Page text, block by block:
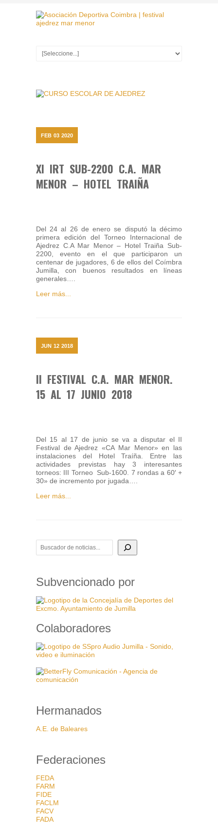
FEB 03 2020
XI IRT SUB-2200 C.A. MAR
MENOR – HOTEL TRAIÑA
Del 24 al 26 de enero se disputó la décimo
primera edición del Torneo Internacional de
Ajedrez C.A Mar Menor – Hotel Traiña Sub-
2200, evento en el que participaron un
centenar de jugadores, 6 de ellos del Coímbra
Jumilla, con buenos resultados en líneas
generales….
Leer más...
JUN 12 2018
II FESTIVAL C.A. MAR MENOR.
15 AL 17 JUNIO 2018
Del 15 al 17 de junio se va a disputar el II
Festival de Ajedrez «CA Mar Menor» en las
instalaciones del Hotel Traíña. Entre las
actividades previstas hay 3 interesantes
torneos: III Torneo Sub-1600. 7 rondas a 60′ +
30» de incremento por jugada….
Leer más...
BUSCADOR DE NOTICIAS
Subvencionado por
Colaboradores
Hermanados
A.E. de Baleares
Federaciones
FEDA
FARM
FIDE
FACLM
FACV
FADA